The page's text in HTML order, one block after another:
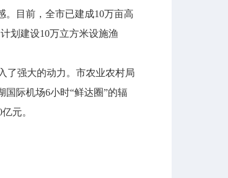
目前，全市已建成10万亩高
划建设10万立方米设施渔
强大的动力。市农业农村局
际机场6小时“鲜达圈”的辐
元。